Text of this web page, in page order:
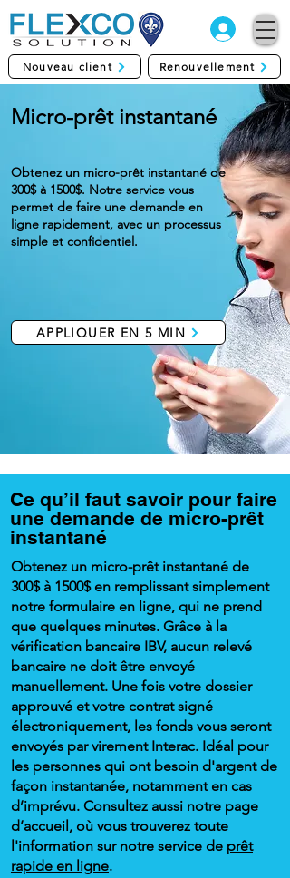
Nouveau client Renouvellement
Micro-prêt instantané
Obtenez un micro-prêt instantané de
300$ à 1500$. Notre service vous
permet de faire une demande en
ligne rapidement, avec un processus
simple et confidentiel.
APPLIQUER EN 5 MIN
Ce qu’il faut savoir pour faire
une demande de micro-prêt
instantané
Obtenez un micro-prêt instantané de
300$ à 1500$ en remplissant simplement
notre formulaire en ligne, qui ne prend
que quelques minutes. Grâce à la
vérification bancaire IBV, aucun relevé
bancaire ne doit être envoyé
manuellement. Une fois votre dossier
approuvé et votre contrat signé
électroniquement, les fonds vous seront
envoyés par virement Interac. Idéal pour
les personnes qui ont besoin d'argent de
façon instantanée, notamment en cas
d’imprévu. Consultez aussi notre page
d’accueil, où vous trouverez toute
l'information sur notre service de prêt
rapide en ligne.